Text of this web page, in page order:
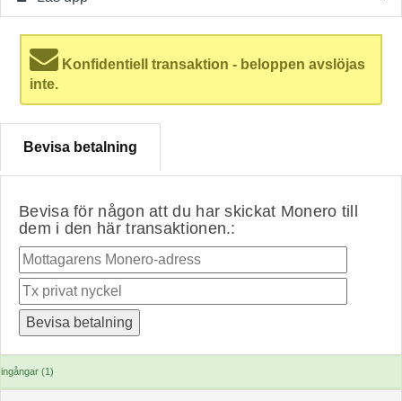
Konfidentiell transaktion - beloppen avslöjas
inte.
Bevisa betalning
Bevisa för någon att du har skickat Monero till
dem i den här transaktionen.:
ingångar (1)